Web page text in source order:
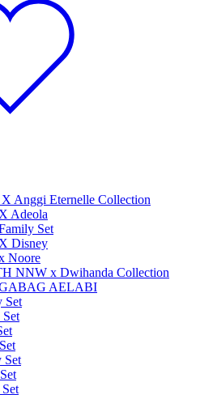
Anggi Eternelle Collection
Adeola
Set
Disney
Noore
NNW x Dwihanda Collection
AELABI
Set
Set